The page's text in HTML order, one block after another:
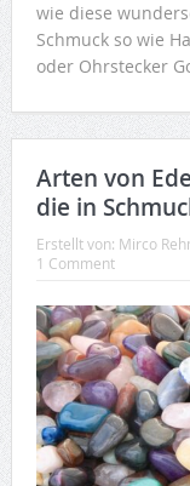
wie diese
Schmuck so wie
oder Ohrstecker
Arten von
die in
Erstellt von: Mirco
1 Comment